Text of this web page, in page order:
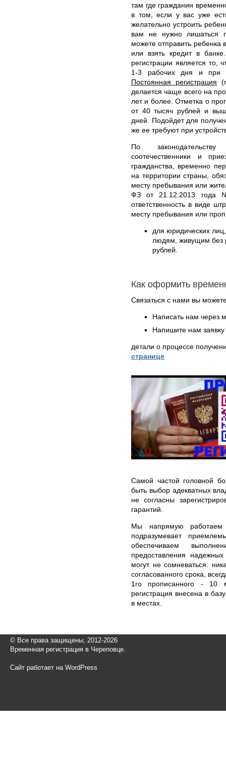
там где гражданин
в том, если у вас уже
желательно устроить
вам не нужно лишаться
можете отправить ребенка
или взять кредит в
регистрации является
1-3 рабочих дня и при
Постоянная регистрация
делается чаще всего на
лет и более. Отметка о
от 40 тысяч рублей и
дней. Подойдет для
же ее требуют при
По
соотечественники и
гражданства, временно
на территории страны,
месту пребывания или
ФЗ от 21.12.2013 года
ответственность в виде
месту пребывания или
для юридических
людям, живущим без
рублей.
Как оформить
Связаться с нами вы
Написать нам через
Напишите нам
детали о процессе
странице
Самой частой головной
быть выбор адекватных
не согласны
гарантий.
Мы напрямую работаем
подразумевает
обеспечиваем
предоставления
могут не сомневаться:
согласованного срока,
1го прописанного - 10
регистрация внесена в
в местах.
© Все права защищены, 2012-2026
Временная регистрация в Череповце.
Сайт работает на WordPress